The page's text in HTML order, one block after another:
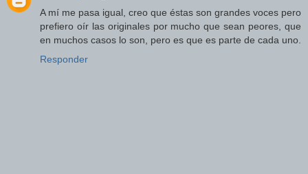
A mí me pasa igual, creo que éstas son grandes voces pero
prefiero oír las originales por mucho que sean peores, que
en muchos casos lo son, pero es que es parte de cada uno.
Responder